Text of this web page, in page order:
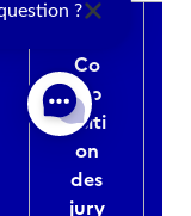
Co
mp
ositi
on
des
jury
?